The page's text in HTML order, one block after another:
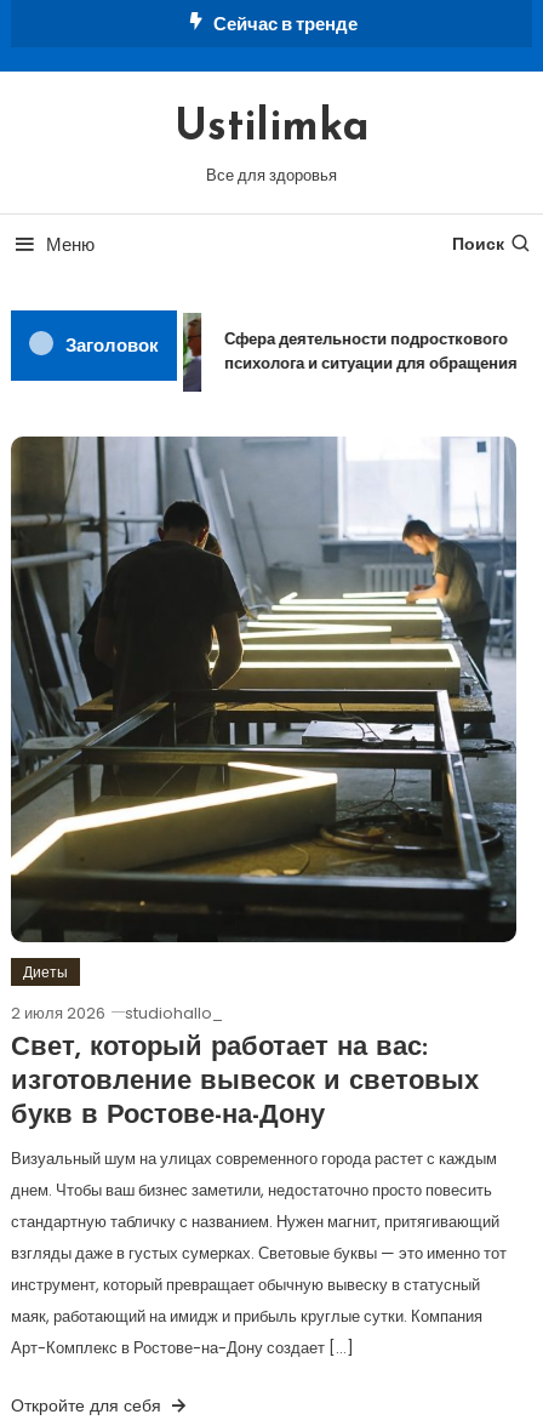
Сейчас в тренде
Ustilimka
Все для здоровья
Меню Поиск
Заголовок
Сфера деятельности подросткового
психолога и ситуации для обращения
Диеты
2 июля 2026 studiohallo_
Свет, который работает на вас:
изготовление вывесок и световых
букв в Ростове-на-Дону
Визуальный шум на улицах современного города растет с каждым
днем. Чтобы ваш бизнес заметили, недостаточно просто повесить
стандартную табличку с названием. Нужен магнит, притягивающий
взгляды даже в густых сумерках. Световые буквы — это именно тот
инструмент, который превращает обычную вывеску в статусный
маяк, работающий на имидж и прибыль круглые сутки. Компания
Арт-Комплекс в Ростове-на-Дону создает […]
Откройте для себя